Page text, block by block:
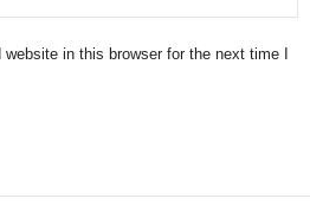
in this browser for the next time I